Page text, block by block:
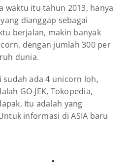
waktu itu tahun 2013, hanya
dianggap sebagai
berjalan, makin banyak
dengan jumlah 300 per
dunia.
sudah ada 4 unicorn loh,
GO-JEK, Tokopedia,
Itu adalah yang
informasi di ASIA baru